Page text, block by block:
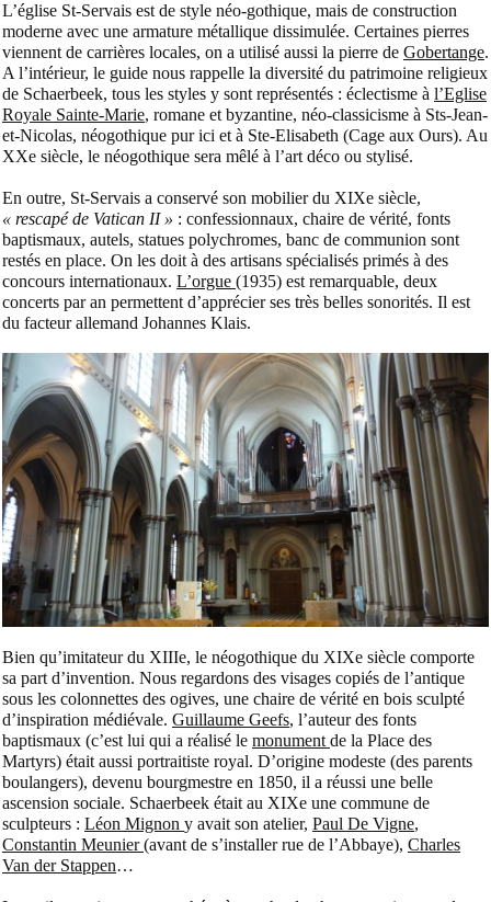
L’église St-Servais est de style néo-gothique, mais de construction
moderne avec une armature métallique dissimulée. Certaines pierres
viennent de carrières locales, on a utilisé aussi la pierre de Gobertange.
A l’intérieur, le guide nous rappelle la diversité du patrimoine religieux
de Schaerbeek, tous les styles y sont représentés : éclectisme à l’Eglise
Royale Sainte-Marie, romane et byzantine, néo-classicisme à Sts-Jean-
et-Nicolas, néogothique pur ici et à Ste-Elisabeth (Cage aux Ours). Au
XXe siècle, le néogothique sera mêlé à l’art déco ou stylisé.
En outre, St-Servais a conservé son mobilier du XIXe siècle,
« rescapé de Vatican II » : confessionnaux, chaire de vérité, fonts
baptismaux, autels, statues polychromes, banc de communion sont
restés en place. On les doit à des artisans spécialisés primés à des
concours internationaux. L’orgue (1935) est remarquable, deux
concerts par an permettent d’apprécier ses très belles sonorités. Il est
du facteur allemand Johannes Klais.
Bien qu’imitateur du XIIIe, le néogothique du XIXe siècle comporte
sa part d’invention. Nous regardons des visages copiés de l’antique
sous les colonnettes des ogives, une chaire de vérité en bois sculpté
d’inspiration médiévale. Guillaume Geefs, l’auteur des fonts
baptismaux (c’est lui qui a réalisé le monument de la Place des
Martyrs) était aussi portraitiste royal. D’origine modeste (des parents
boulangers), devenu bourgmestre en 1850, il a réussi une belle
ascension sociale. Schaerbeek était au XIXe une commune de
sculpteurs : Léon Mignon y avait son atelier, Paul De Vigne,
Constantin Meunier(avant de s’installer rue de l’Abbaye), Charles
Van der Stappen…